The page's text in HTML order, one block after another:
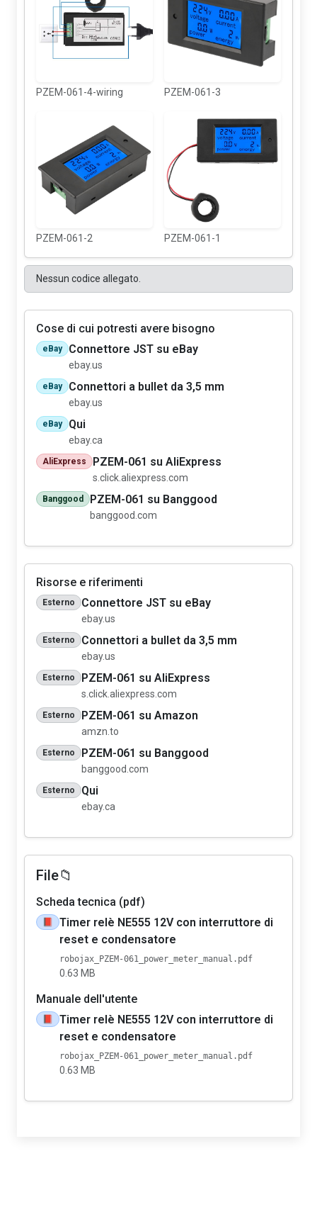
PZEM-061-4-wiring PZEM-061-3
PZEM-061-2 PZEM-061-1
Nessun codice allegato.
Cose di cui potresti avere bisogno
eBay Connettore JST su eBay
ebay.us
eBay Connettori a bullet da 3,5 mm
ebay.us
eBay Qui
ebay.ca
AliExpress PZEM-061 su AliExpress
s.click.aliexpress.com
Banggood PZEM-061 su Banggood
banggood.com
Risorse e riferimenti
Esterno Connettore JST su eBay
ebay.us
Esterno Connettori a bullet da 3,5 mm
ebay.us
Esterno PZEM-061 su AliExpress
s.click.aliexpress.com
Esterno PZEM-061 su Amazon
amzn.to
Esterno PZEM-061 su Banggood
banggood.com
Esterno Qui
ebay.ca
File📁
Scheda tecnica (pdf)
📕
Timer relè NE555 12V con interruttore di
reset e condensatore
robojax_PZEM-061_power_meter_manual.pdf
0.63 MB
Manuale dell'utente
📕
Timer relè NE555 12V con interruttore di
reset e condensatore
robojax_PZEM-061_power_meter_manual.pdf
0.63 MB